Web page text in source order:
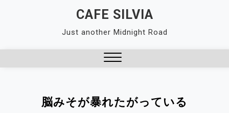
CAFE SILVIA
Just another Midnight Road
脳みそが暴れたがっている